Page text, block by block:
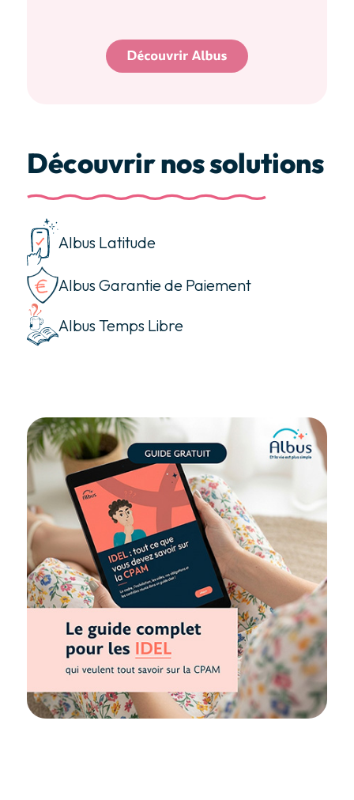
Découvrir nos solutions
Albus Latitude
Albus Garantie de Paiement
Albus Temps Libre